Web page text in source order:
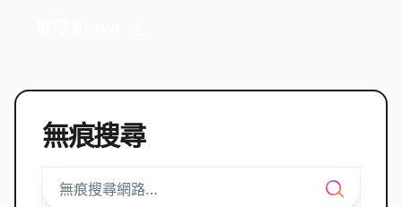
無痕搜尋